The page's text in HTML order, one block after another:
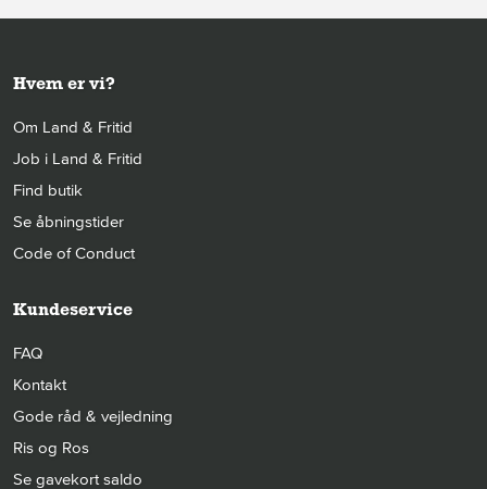
Hvem er vi?
Om Land & Fritid
Job i Land & Fritid
Find butik
Se åbningstider
Code of Conduct
Kundeservice
FAQ
Kontakt
Gode råd & vejledning
Ris og Ros
Se gavekort saldo